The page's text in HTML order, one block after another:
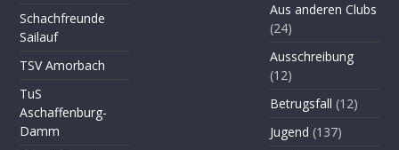
Schachfreunde
Sailauf
TSV Amorbach
TuS
Aschaffenburg-
Damm
Aus anderen Clubs
(24)
Ausschreibung
(12)
Betrugsfall (12)
Jugend (137)